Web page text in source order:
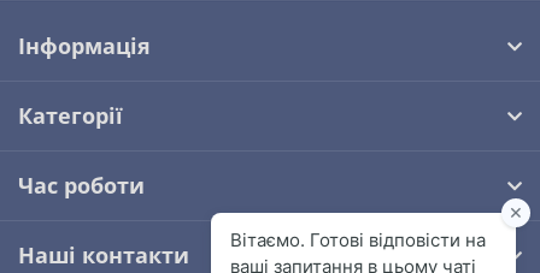
Інформація
Категорії
Час роботи
Наші контакти